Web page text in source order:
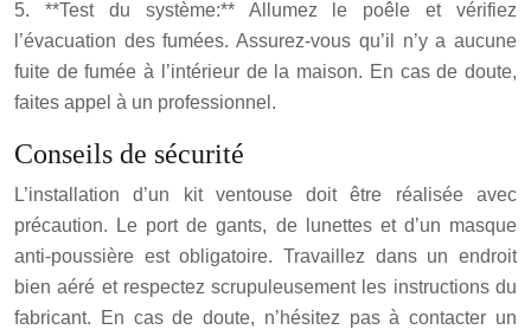
5. **Test du système:** Allumez le poêle et vérifiez
l’évacuation des fumées. Assurez-vous qu’il n’y a aucune
fuite de fumée à l’intérieur de la maison. En cas de doute,
faites appel à un professionnel.
Conseils de sécurité
L’installation d’un kit ventouse doit être réalisée avec
précaution. Le port de gants, de lunettes et d’un masque
anti-poussière est obligatoire. Travaillez dans un endroit
bien aéré et respectez scrupuleusement les instructions du
fabricant.
En cas de doute, n’hésitez pas à contacter un